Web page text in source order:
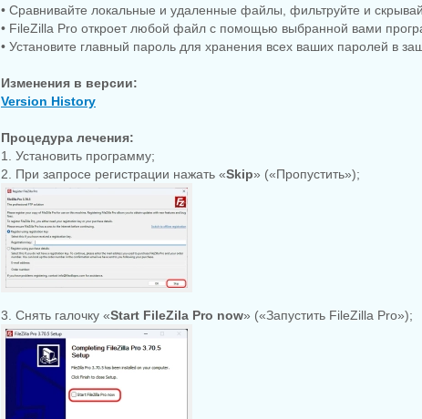
• Сравнивайте локальные и удаленные файлы, фильтруйте и
• FileZilla Pro откроет любой файл с помощью выбранной вами
• Установите главный пароль для хранения всех ваших паролей в
Изменения в версии:
Version History
Процедура лечения:
1. Установить программу;
2. При запросе регистрации нажать «Skip» («Пропустить»);
3. Снять галочку «Start FileZila Pro now» («Запустить FileZilla Pro»);